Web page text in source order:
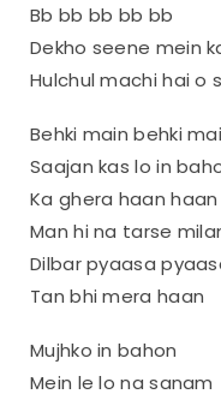
Bb bb bb bb bb
Dekho seene mein
Hulchul machi hai o
Behki main behki
Saajan kas lo in
Ka ghera haan haan
Man hi na tarse
Dilbar pyaasa
Tan bhi mera haan
Mujhko in bahon
Mein le lo na sanam